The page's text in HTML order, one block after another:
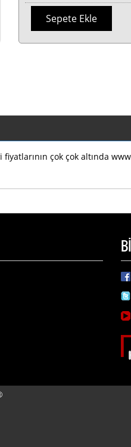
Sepete Ekle
çok çok altında